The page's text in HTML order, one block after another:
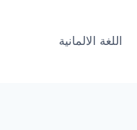
اللغة الالمانية